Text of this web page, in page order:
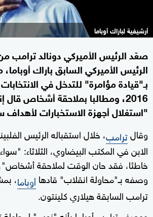
أرشيفية لباراك أوباما
صعّد الرئيس الأميركي دونالد ترامب
الرئيس الأميركي السابق باراك أوباما،
بـ"قيادة مؤامرة" للتدخل في
2016، ومطالبا بملاحقة أشخاص
"استغلال أجهزة الاستخبارات
وقالترامب، خلال استقباله الرئيس
الابن في المكتب البيضاوي، الثلاثاء:
خاطئا، فقد حان الوقت لملاحقة
وصفه بـ"محاولة انقلاب" قادهاأوباما،
ترامب السابقة هيلاري كلينتون.